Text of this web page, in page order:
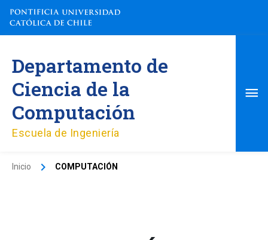
contenido
Departamento de
Ciencia de la
Computación
Escuela de Ingeniería
Inicio COMPUTACIÓN